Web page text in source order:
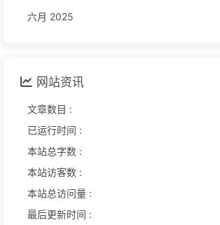
六月 2025
网站资讯
文章数目 :
已运行时间 :
本站总字数 :
本站访客数 :
本站总访问量 :
最后更新时间 :